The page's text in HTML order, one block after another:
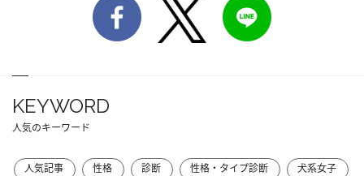
KEYWORD
人気のキーワード
人気記事 性格 診断 性格・タイプ診断
犬系女子